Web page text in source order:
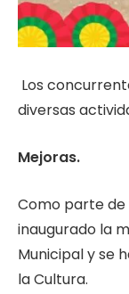
Los
diversas
Mejoras.
Como parte
inaugurado la
Municipal y se
la Cultura.